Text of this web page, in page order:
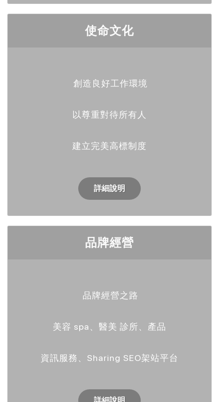
使命文化
創造良好工作環境
以尊重對待所有人
建立完美高標制度
詳細說明
品牌經營
品牌經營之路
美容 spa、醫美 診所、產品
資訊服務、Sharing SEO架站平台